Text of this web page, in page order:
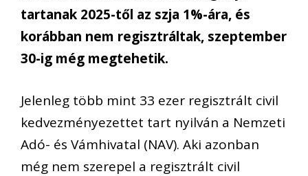
tartanak 2025-től az szja 1%-ára, és
korábban nem regisztráltak, szeptember
30-ig még megtehetik.
Jelenleg több mint 33 ezer regisztrált civil
kedvezményezettet tart nyilván a Nemzeti
Adó- és Vámhivatal (NAV). Aki azonban
még nem szerepel a regisztrált civil